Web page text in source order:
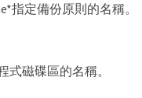
指定備份原則的名稱。
式磁碟區的名稱。